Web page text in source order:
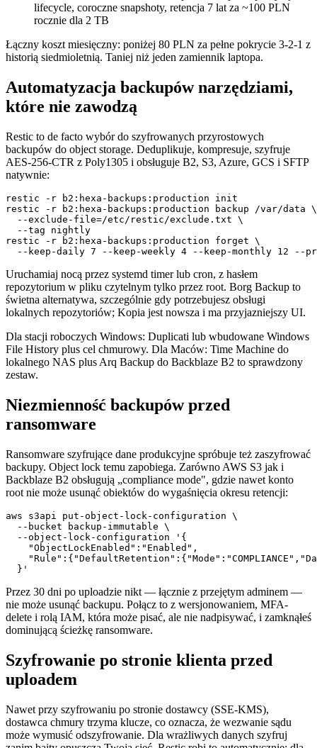
lifecycle, coroczne snapshoty, retencja 7 lat za ~100 PLN
rocznie dla 2 TB
Łączny koszt miesięczny: poniżej 80 PLN za pełne pokrycie 3-2-1 z
historią siedmioletnią. Taniej niż jeden zamiennik laptopa.
Automatyzacja backupów narzędziami,
które nie zawodzą
Restic to de facto wybór do szyfrowanych przyrostowych
backupów do object storage. Deduplikuje, kompresuje, szyfruje
AES-256-CTR z Poly1305 i obsługuje B2, S3, Azure, GCS i SFTP
natywnie:
restic -r b2:hexa-backups:production init
restic -r b2:hexa-backups:production backup /var/data \
  --exclude-file=/etc/restic/exclude.txt \
  --tag nightly
restic -r b2:hexa-backups:production forget \
Uruchamiaj nocą przez systemd timer lub cron, z hasłem
repozytorium w pliku czytelnym tylko przez root. Borg Backup to
świetna alternatywa, szczególnie gdy potrzebujesz obsługi
lokalnych repozytoriów; Kopia jest nowsza i ma przyjazniejszy UI.
Dla stacji roboczych Windows: Duplicati lub wbudowane Windows
File History plus cel chmurowy. Dla Maców: Time Machine do
lokalnego NAS plus Arq Backup do Backblaze B2 to sprawdzony
zestaw.
Niezmienność backupów przed
ransomware
Ransomware szyfrujące dane produkcyjne spróbuje też zaszyfrować
backupy. Object lock temu zapobiega. Zarówno AWS S3 jak i
Backblaze B2 obsługują „compliance mode", gdzie nawet konto
root nie może usunąć obiektów do wygaśnięcia okresu retencji:
aws s3api put-object-lock-configuration \
  --bucket backup-immutable \
  --object-lock-configuration '{
    "ObjectLockEnabled":"Enabled",
Przez 30 dni po uploadzie nikt — łącznie z przejętym adminem —
nie może usunąć backupu. Połącz to z wersjonowaniem, MFA-
delete i rolą IAM, która może pisać, ale nie nadpisywać, i zamknąłeś
dominującą ścieżkę ransomware.
Szyfrowanie po stronie klienta przed
uploadem
Nawet przy szyfrowaniu po stronie dostawcy (SSE-KMS),
dostawca chmury trzyma klucze, co oznacza, że wezwanie sądu
może wymusić odszyfrowanie. Dla wrażliwych danych szyfruj